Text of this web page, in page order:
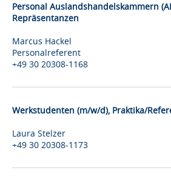
Personal Auslandshandelskammern
Repräsentanzen
Marcus Hackel
Personalreferent
+49 30 20308-1168
Werkstudenten (m/w/d), Praktika/
Laura Stelzer
+49 30 20308-1173